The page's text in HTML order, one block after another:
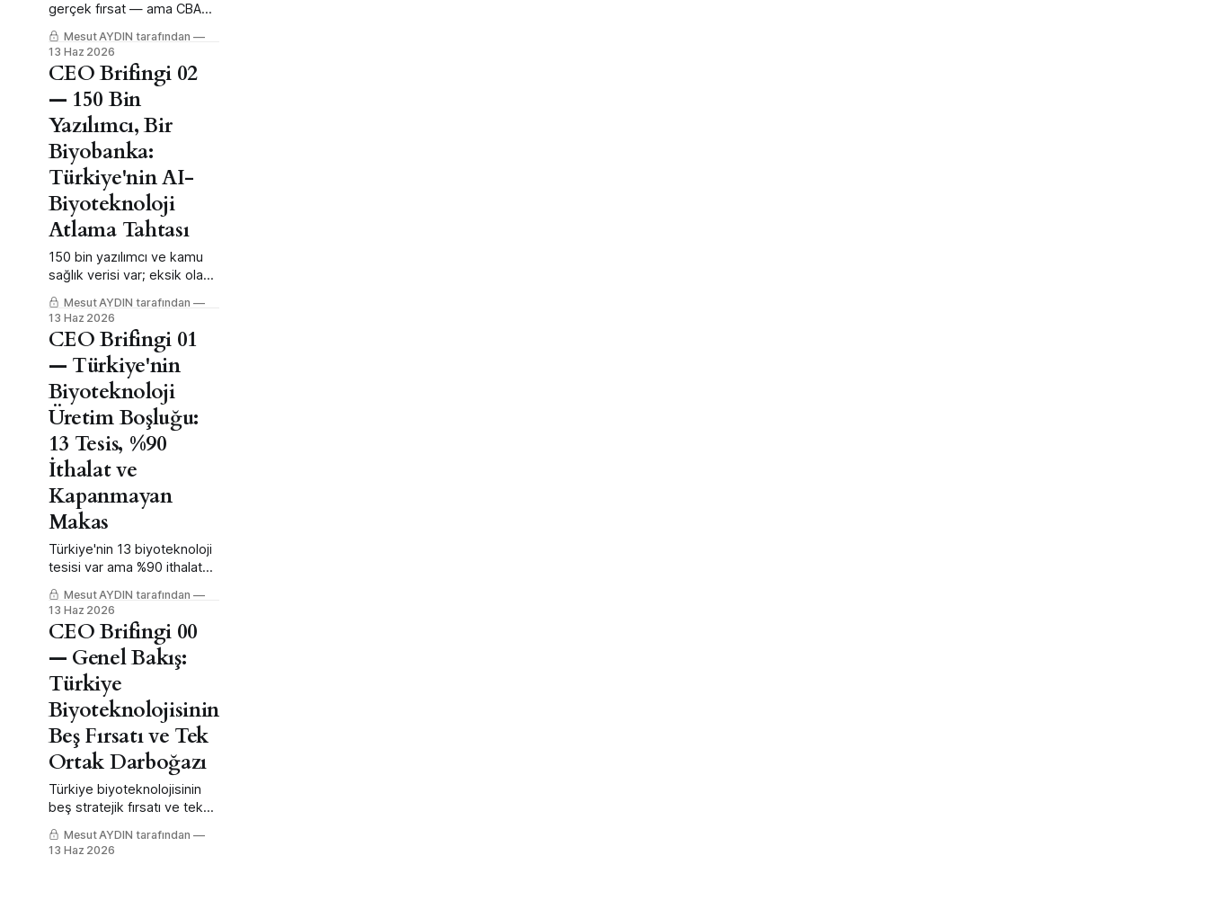
gerçek fırsat — ama CBAM
gerekçesi yanlış kuruluyor;
doğru gerekçe pazar ve
konumlanma.
Mesut AYDIN tarafından
13 Haz 2026
CEO Brifingi 02
— 150 Bin
Yazılımcı, Bir
Biyobanka:
Türkiye'nin AI-
Biyoteknoloji
Atlama Tahtası
150 bin yazılımcı ve kamu
sağlık verisi var; eksik olan
biyoinformatik köprüsü ve
oturmuş veri çerçevesi.
Mesut AYDIN tarafından
13 Haz 2026
CEO Brifingi 01
— Türkiye'nin
Biyoteknoloji
Üretim Boşluğu:
13 Tesis, %90
İthalat ve
Kapanmayan
Makas
Türkiye'nin 13 biyoteknoloji
tesisi var ama %90 ithalat
sürüyor; CMO/CDMO
penceresi açık ama
otomatik değil.
Mesut AYDIN tarafından
13 Haz 2026
CEO Brifingi 00
— Genel Bakış:
Türkiye
Biyoteknolojisinin
Beş Fırsatı ve Tek
Ortak Darboğazı
Türkiye biyoteknolojisinin
beş stratejik fırsatı ve tek
ortak darboğazı: nitelikli
insan kaynağı ve
Mesut AYDIN tarafından
13 Haz 2026